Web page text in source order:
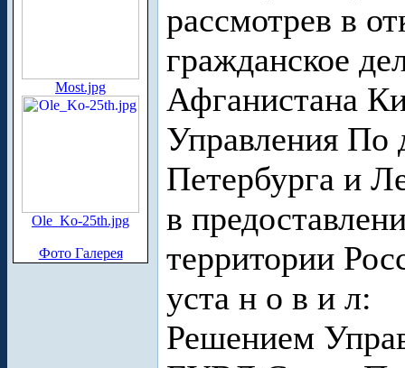
Most.jpg
Ole_Ko-25th.jpg
Фото Галерея
рассмотрев в
гражданское
Афганистана
Управления
Петербурга и
в
территории
уста н о в и л:
Решением